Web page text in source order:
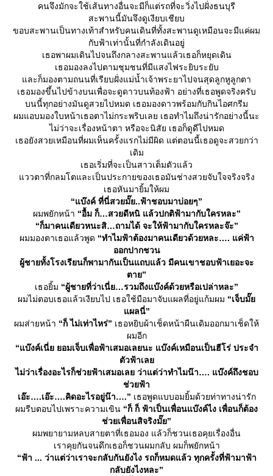
คนจึงมักจะใช้เส้นทางอื่นจะมีก็แต่รถที่จะวิ่งไปฝั่งธนบุรี
สะพานนี้มันจึงดูเงียบเชียบ
ขอบสะพานเป็นทางเท้าสำหรับคนเดินที่ทั้งสะพานดูเหมือนจะมีแค่ผม
กับฟ้าเท่านั้นที่กำลังเดินอยู่
เธอพาผมเดินไปจนถึงกลางสะพานแล้วเธอก็หยุดเดิน
เธอมองลงไปตามชุมชนที่มีแสงไฟระยิบระยับ
ละก็มองตามถนนที่เรียบฝั่งแม่น้ำเจ้าพระยาไปจนสุดลูกหูลูกตา
เธอมองขึ้นไปข้างบนเพื่อจะดูดาวบนท้องฟ้า อย่างที่เธอพูดจริงครับ
บนนี้ทุกอย่างมันดูสวยไปหมด เธอมองดาวพร้อมกับกินไอศกรีม
ผมแอบมองใบหน้าเธอตาไม่กระพริบเลย เธอทำไมถึงน่ารักอย่างนี้นะ
ไม่ว่าจะเรื่องหน้าตา หรือจะนิสัย เธอก็ดูดีไปหมด
เธอยังสวยเหมือนที่ผมเห็นครั้งแรกไม่มีผิด แต่ตอนนี้เธอดูจะสวยกว่า
เดิม
เธอเริ่มที่จะเป็นสาวเต็มตัวแล้ว
ววตาที่กลมโตและเป็นประกายของเธอมันช่างสวยจับใจจริงจริง
เธอหันมายิ้มให้ผม
“แบ๊งค์ ที่นี่สวยมั๊ย..ฟ้าชอบมาบ่อยๆ”
ผมพยักหน้า “อื้ม ก็…สวยดีหนิ แล้วปกติฟ้ามากับใครหละ”
“ก็มาคนเดียวหนะสิ…ถามได้ จะให้ฟ้ามากับใครหละจ๊ะ”
ผมมองตาเธอแล้วพูด “ทำไมฟ้าต้องมาคนเดียวด้วยหละ…. แค่ฟ้า
ออกปากชวน
ผู้ชายทั้งโรงเรียนก็พามากันเป็นแถบแล้ว มีคนเขาชอบฟ้าเยอะจะ
ตาย”
เธอยิ้ม “ผู้ชายที่ว่าเนี่ย…รวมถึงแบ๊งค์ด้วยหรือเปล่าหละ”
ผมไม่ตอบเธอแล้วเงียบไป เธอใช้มือมาจับแผลที่อยู่แก้มผม “เจ็บมั๊
ผลนี่”
ผมส่ายหน้า “ก็ ไม่เท่าไหร่” เธอหยิบผ้าเช็ดหน้าผืนเดิมออกมาเช็ดให้
ผมอีก
“แบ๊งค์เนี่ย ยอมเจ็บเพื่อฟ้าเสมอเลยนะ แบ๊งค์เหมือนเป็นฮีโร่ ประจำ
ตัวฟ้าเล
ไม่ว่าเรื่องอะไรก็ช่วยฟ้าเสมอเลย ว่าแต่ว่าทำไมน๊า…. แบ๊งค์ถึงชอบ
ช่วยฟ้า
เอ๊ะ….เอ๊ะ….คิดอะไรอยู่น๊า….” เธอพูดแบบอมยิ้มด้วยท่าทางน่ารัก
ผมรีบตอบไปเพราะความเขิน “ก็ ก็ ฟ้าเป็นเพื่อนแบ๊งค์ไง เพื่อนก็ต้อง
ช่วยเพื่อนสิจริงมั๊ย”
ผมพยายามหลบสายตาที่เธอมอง แล้วก็ชวนเธอคุยเรื่องอื่น
เราคุยกันจนดึกเธอก็ชวนผมกลับ ผมก็พยักหน้า
“ฟ้า ... ว่าแต่ว่าเราจะกลับกันยังไง รถก็หมดแล้ว ทุกครั้งที่ฟ้ามาฟ้า
กลับยังไงหละ”